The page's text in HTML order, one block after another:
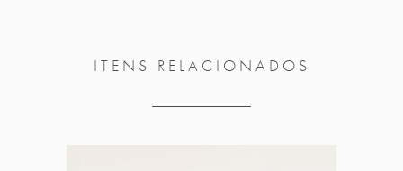
ITENS RELACIONADOS